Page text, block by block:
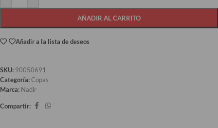
AÑADIR AL CARRITO
Añadir a la lista de deseos
SKU: 90050691
Categoría:Copas
Marca: Nadir
Compartir: